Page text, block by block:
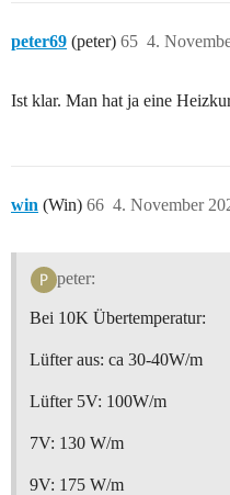
peter69 (peter) 4.
65
Ist klar. Man hat ja eine
win (Win) 4. November
66
peter:
Bei 10K Übertemperatur:
Lüfter aus: ca 30-40W/m
Lüfter 5V: 100W/m
7V: 130 W/m
9V: 175 W/m